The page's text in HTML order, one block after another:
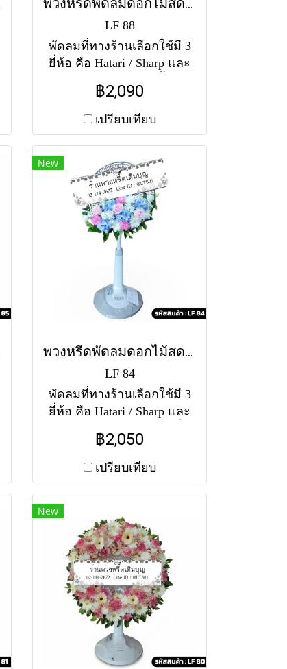
พวงหรีดพัดลมดอกไม้สด สุริยาพร (LF88)
LF 88
พัดลมที่ทางร้านเลือกใช้มี 3
ยี่ห้อ คือ Hatari / Sharp และ
Accord ขนาด 16-18 นิ้ว จัด
ดอกไม้สด 2 จุด (บน-ล่าง)
โทนสีแดง-ขาว ประดับเยอบี
ร่าแดงและมัมขาว สวยเด่น
ทั้งนี้แต่ละสาขาอาจใช้แตก
ต่างกัน สำหรับสีของพัดลม
หากไม่มีสีตามแบบ ทางร้าน
ขออนุญาตใช้พัดลมคละสี
ตามสต็อคที่มีในแต่ละวัน
(สอบถามก่อนสั่งซื้อได้ค่ะ)
พัดลมคอสไลด์ 16" ราคา
2090 พัดลมคอสไลด์ 18"
ราคา 2590
฿2,090
เปรียบเทียบ
New
พวงหรีดพัดลมดอกไม้สด รุ้งทอแสง (LF84)
LF 84
พัดลมที่ทางร้านเลือกใช้มี 3
ยี่ห้อ คือ Hatari / Sharp และ
Accord จัดพุ่มดอกไม้ ครึ่ง
วงกลมล่าง โทนสีพาสเทล
(ชมพู-ฟ้า-ขาว) ประดับกุ
หลาบและไฮเดรนเยีย ทั้งนี้
แต่ละสาขาอาจใช้แตกต่าง
กัน สำหรับสีของพัดลม หาก
ไม่มีสีตามแบบ ทางร้านขอ
อนุญาตใช้พัดลมคละสีตาม
สต็อคที่มีในแต่ละวัน
(สอบถามก่อนสั่งซื้อได้ค่ะ)
พัดลมคอสไลด์ 16" ราคา
2050 พัดลมคอสไลด์ 18"
ราคา 2490
฿2,050
เปรียบเทียบ
New